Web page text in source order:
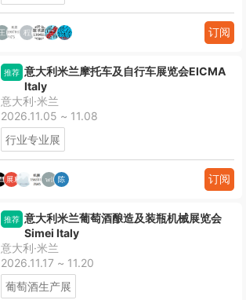
订阅
推荐 意大利米兰摩托车及自行车展览会EICMA
Italy
意大利·米兰
2026.11.05 ~ 11.08
行业专业展
订阅
推荐 意大利米兰葡萄酒酿造及装瓶机械展览会
Simei Italy
意大利·米兰
2026.11.17 ~ 11.20
葡萄酒生产展